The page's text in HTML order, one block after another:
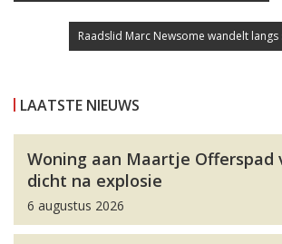
Raadslid Marc Newsome wandelt
LAATSTE NIEUWS
Woning aan Maartje Offerspad
dicht na explosie
6 augustus 2026